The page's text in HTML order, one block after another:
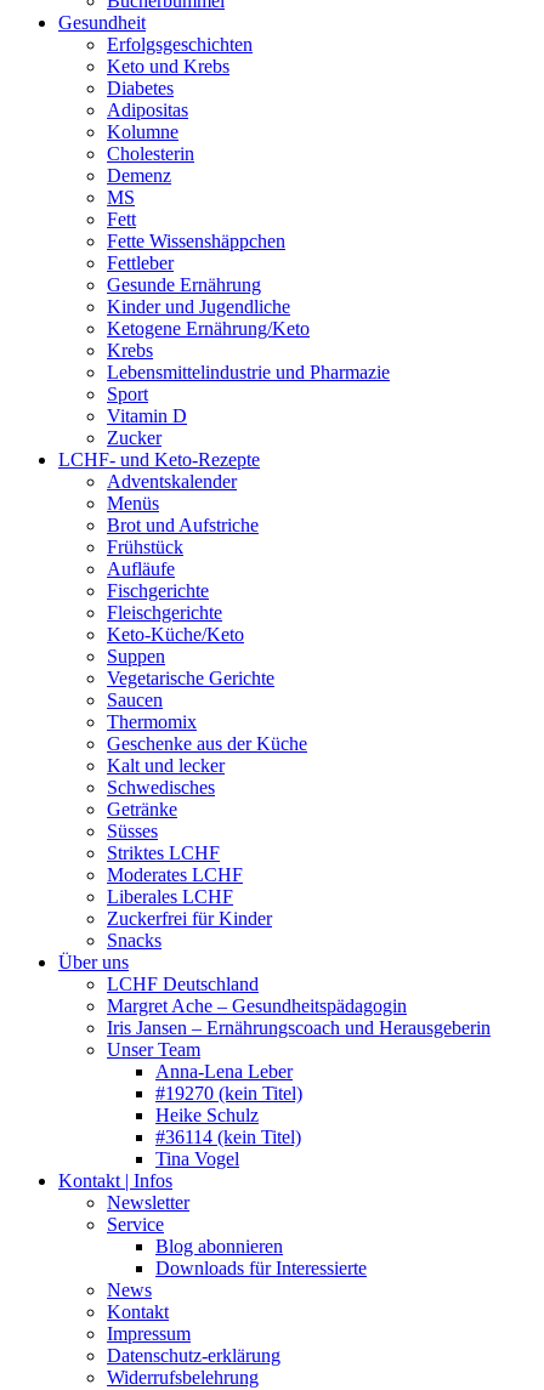
Gesundheit
Erfolgsgeschichten
Keto und Krebs
Diabetes
Adipositas
Kolumne
Cholesterin
Demenz
MS
Fett
Fette Wissenshäppchen
Fettleber
Gesunde Ernährung
Kinder und Jugendliche
Ketogene Ernährung/Keto
Krebs
Lebensmittelindustrie und Pharmazie
Sport
Vitamin D
Zucker
LCHF- und Keto-Rezepte
Adventskalender
Menüs
Brot und Aufstriche
Frühstück
Aufläufe
Fischgerichte
Fleischgerichte
Keto-Küche/Keto
Suppen
Vegetarische Gerichte
Saucen
Thermomix
Geschenke aus der Küche
Kalt und lecker
Schwedisches
Getränke
Süsses
Striktes LCHF
Moderates LCHF
Liberales LCHF
Zuckerfrei für Kinder
Snacks
Über uns
LCHF Deutschland
Margret Ache – Gesundheitspädagogin
Iris Jansen – Ernährungscoach und Herausgeberin
Unser Team
Anna-Lena Leber
#19270 (kein Titel)
Heike Schulz
#36114 (kein Titel)
Tina Vogel
Kontakt | Infos
Newsletter
Service
Blog abonnieren
Downloads für Interessierte
News
Kontakt
Impressum
Datenschutz-erklärung
Widerrufsbelehrung